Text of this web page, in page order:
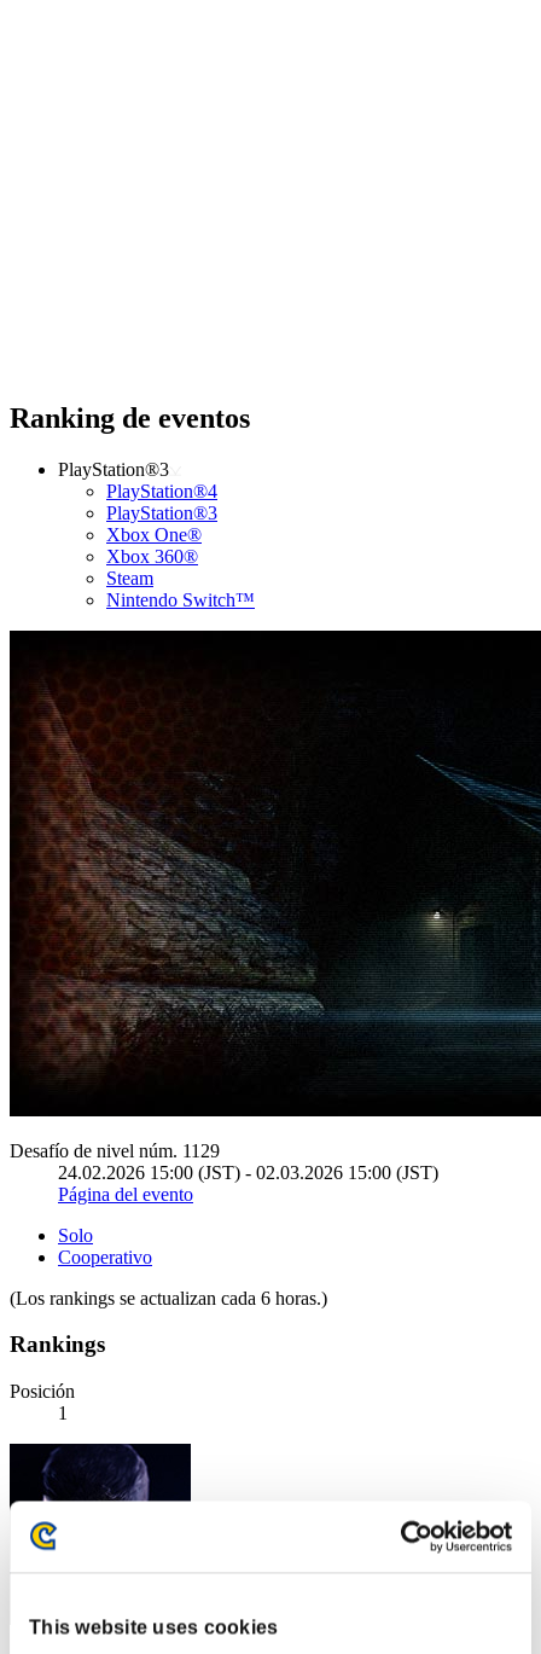
This website uses cookies
Ranking de eventos
PlayStation®3
PlayStation®4
PlayStation®3
Xbox One®
Xbox 360®
Steam
Nintendo Switch™
Desafío de nivel núm. 1129
24.02.2026 15:00 (JST) - 02.03.2026 15:00 (JST)
Página del evento
Solo
Cooperativo
(Los rankings se actualizan cada 6 horas.)
Rankings
Posición
1